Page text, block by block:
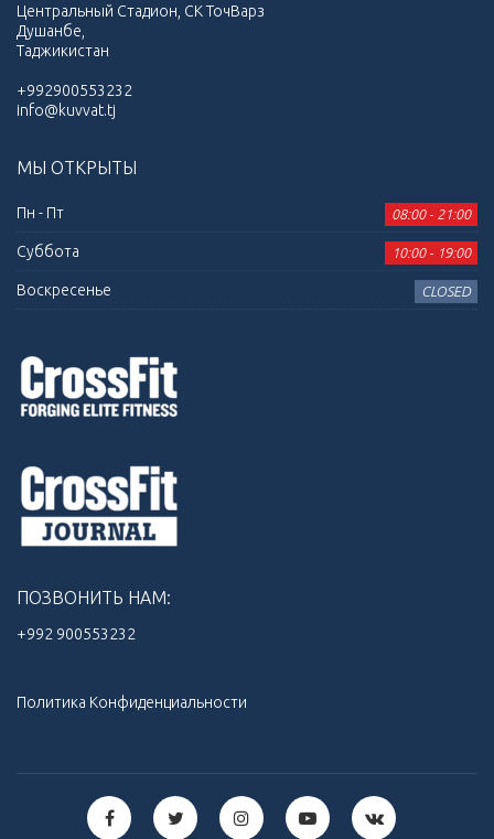
Центральный Стадион, СК ТочВарз
Душанбе,
Таджикистан
+992900553232
info@kuvvat.tj
МЫ ОТКРЫТЫ
Пн - Пт 08:00 - 21:00
Суббота 10:00 - 19:00
Воскресенье CLOSED
ПОЗВОНИТЬ НАМ:
+992 900553232‬
Политика Конфиденциальности